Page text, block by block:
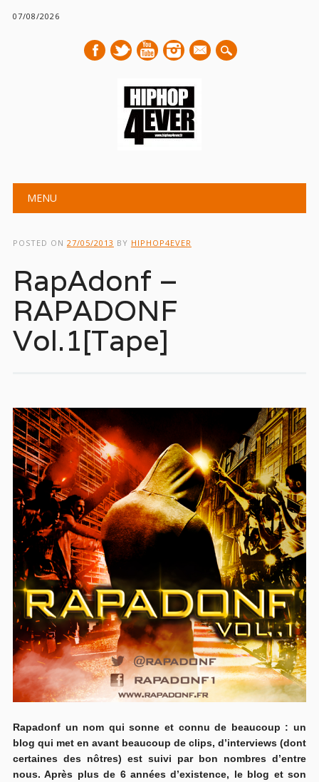
07/08/2026
mail
Main menu
MENU
POSTED ON 27/05/2013 BY HIPHOP4EVER
RapAdonf –
RAPADONF
Vol.1[Tape]
Rapadonf un nom qui sonne et connu de beaucoup : un
blog qui met en avant beaucoup de clips, d’interviews (dont
certaines des nôtres) est suivi par bon nombres d’entre
nous. Après plus de 6 années d’existence, le blog et son